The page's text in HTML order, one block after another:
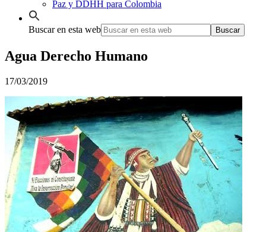
Paz y DDHH para Colombia
Buscar en esta web
Agua Derecho Humano
17/03/2019